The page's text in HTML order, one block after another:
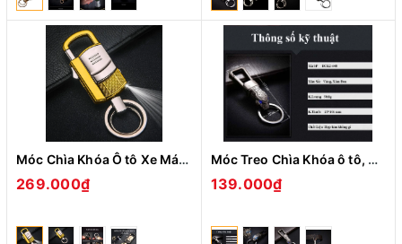
Móc Chìa Khóa Ô tô Xe Máy Honest BCK2-686 Có Bật Lửa Kiêm Đèn Pin Tiện Lợi Đẹp Độc Lạ ( giao màu ngẫu nhiên )
269.000₫
Móc Treo Chìa Khóa ô tô, Xe Máy Honest BCK2-648 Hình Đầu Hổ Mắt Ngọc Cực Chất Xoay 360 Độ ( giao màu ngẫu nhiên )
139.000₫